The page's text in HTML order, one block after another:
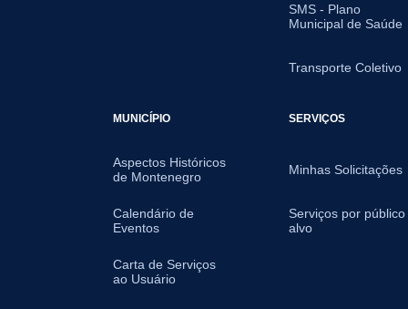
SMS - Plano
Municipal de Saúde
Transporte Coletivo
MUNICÍPIO
Aspectos Históricos
de Montenegro
Calendário de
Eventos
Carta de Serviços
ao Usuário
SERVIÇOS
Minhas Solicitações
Serviços por público
alvo